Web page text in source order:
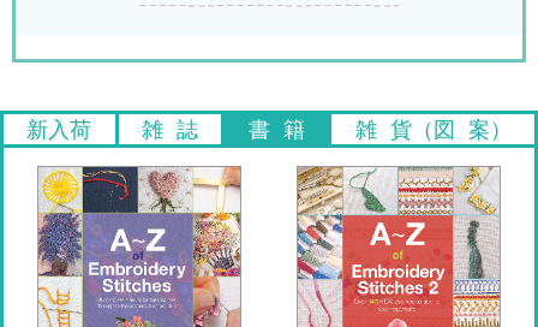
新入荷 雑 誌 書 籍 雑 貨（図 案）